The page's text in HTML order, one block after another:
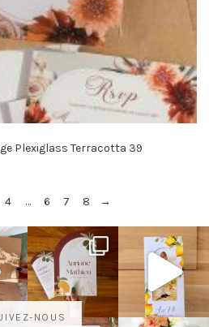
Plexiglass Terracotta 39
4 … 6 7 8 →
NOUS